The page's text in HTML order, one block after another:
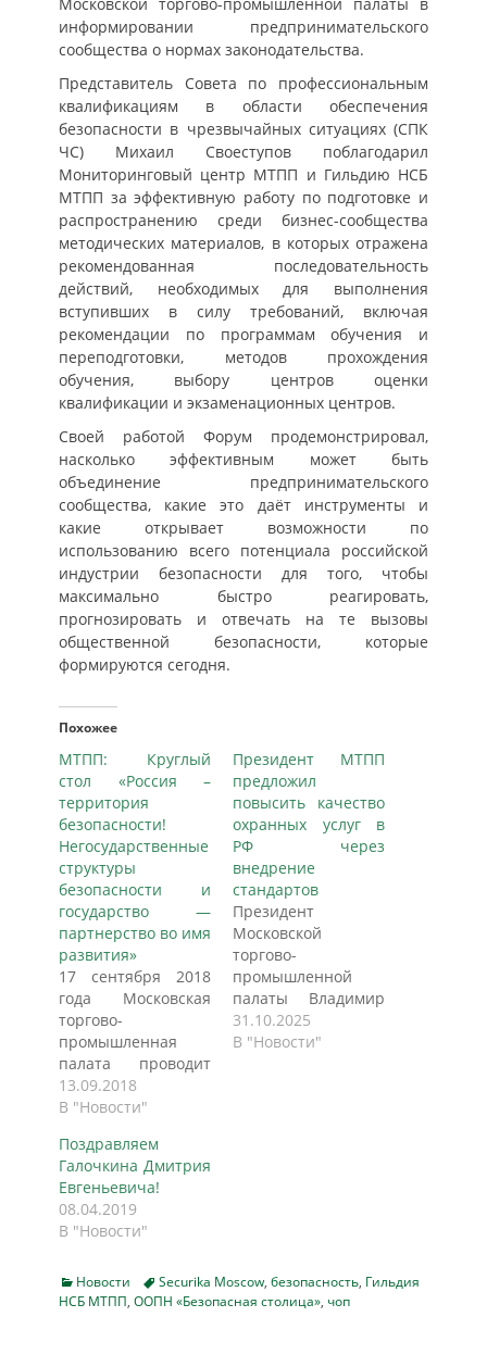
информировании предпринимательского
сообщества о нормах законодательства.
Представитель Совета по профессиональным
квалификациям в области обеспечения
безопасности в чрезвычайных ситуациях (СПК
ЧС) Михаил Своеступов поблагодарил
Мониторинговый центр МТПП и Гильдию НСБ
МТПП за эффективную работу по подготовке и
распространению среди бизнес-сообщества
методических материалов, в которых отражена
рекомендованная последовательность
действий, необходимых для выполнения
вступивших в силу требований, включая
рекомендации по программам обучения и
переподготовки, методов прохождения
обучения, выбору центров оценки
квалификации и экзаменационных центров.
Своей работой Форум продемонстрировал,
насколько эффективным может быть
объединение предпринимательского
сообщества, какие это даёт инструменты и
какие открывает возможности по
использованию всего потенциала российской
индустрии безопасности для того, чтобы
максимально быстро реагировать,
прогнозировать и отвечать на те вызовы
общественной безопасности, которые
формируются сегодня.
Похожее
МТПП: Круглый
стол «Россия –
территория
безопасности!
Негосударственные
структуры
безопасности и
государство —
партнерство во имя
развития»
17 сентября 2018
года Московская
торгово-
промышленная
палата проводит
заседание на тему
«Негосударственные
безопасности и
государство -
партнерство во имя
развития». Начало
в 11-00 часов.
г. Москва, ул.
Петровка, дом 15,
13.09.2018
В "Новости"
Президент МТПП
предложил
повысить качество
охранных услуг в
РФ через
внедрение
стандартов
Президент
Московской
торгово-
промышленной
палаты Владимир
Платонов выступил
за внедрение
ИНТЕРФАКС. "Мы
ждем от форума
31.10.2025
В "Новости"
Поздравляем
Галочкина Дмитрия
Евгеньевича!
08.04.2019
В "Новости"
Categories
Новости TagsSecurika Moscow, безопасность, Гильдия
НСБ МТПП, ООПН «Безопасная столица», чоп